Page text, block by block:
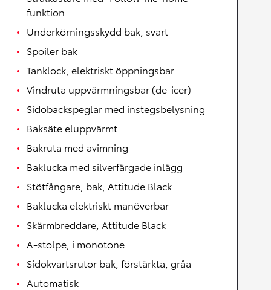
funktion
Underkörningsskydd bak, svart
Spoiler bak
Tanklock, elektriskt öppningsbar
Vindruta uppvärmningsbar (de-icer)
Sidobackspeglar med instegsbelysning
Baksäte eluppvärmt
Bakruta med avimning
Baklucka med silverfärgade inlägg
Stötfångare, bak, Attitude Black
Baklucka elektriskt manöverbar
Skärmbreddare, Attitude Black
A-stolpe, i monotone
Sidokvartsrutor bak, förstärkta, gråa
Automatisk